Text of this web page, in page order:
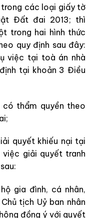
các loại giấy tờ
Đất đai 2013; thì
trong hai hình thức
quy định sau đây:
việc tại toà án nhà
tại khoản 3 Điều
có thẩm quyền theo
quyết khiếu nại tại
giải quyết tranh
gia đình, cá nhân,
tịch Uỷ ban nhân
đồng ý với quyết